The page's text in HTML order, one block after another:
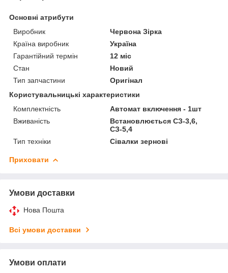
Основні атрибути
Виробник
Червона Зірка
Країна виробник
Україна
Гарантійний термін
12 міс
Стан
Новий
Тип запчастини
Оригінал
Користувальницькі характеристики
Комплектність
Автомат включення - 1шт
Вживаність
Встановлюється СЗ-3,6,
СЗ-5,4
Тип техніки
Сівалки зернові
Приховати
Умови доставки
Нова Пошта
Всі умови доставки
Умови оплати